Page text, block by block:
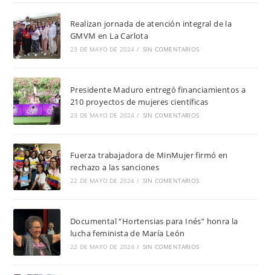
Realizan jornada de atención integral de la
GMVM en La Carlota
23 DE MAYO DE 2024 / SIN COMENTARIOS
Presidente Maduro entregó financiamientos a
210 proyectos de mujeres científicas
23 DE MAYO DE 2024 / SIN COMENTARIOS
Fuerza trabajadora de MinMujer firmó en
rechazo a las sanciones
22 DE MAYO DE 2024 / SIN COMENTARIOS
Documental “Hortensias para Inés” honra la
lucha feminista de María León
22 DE MAYO DE 2024 / SIN COMENTARIOS